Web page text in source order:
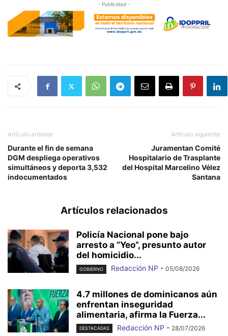
- Publicidad -
Artículo anterior
Durante el fin de semana
DGM despliega operativos
simultáneos y deporta 3,532
indocumentados
Artículo siguiente
Juramentan Comité
Hospitalario de Trasplante
del Hospital Marcelino Vélez
Santana
Artículos relacionados
Policía Nacional pone bajo
arresto a “Yeo”, presunto autor
del homicidio...
GOBIERNO Redacción NP - 05/08/2026
4.7 millones de dominicanos aún
enfrentan inseguridad
alimentaria, afirma la Fuerza...
DESTACADAS Redacción NP - 28/07/2026